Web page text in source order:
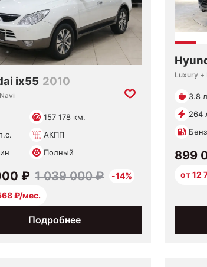
ix55 2010
157 178 км.
АКПП
Полный
Подробнее
₽ 1 039 000 ₽
-14%
₽/мес.
Luxury +
3.8 л
264
899
от 12